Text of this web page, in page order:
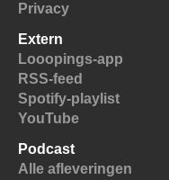
Privacy
Extern
Looopings-app
RSS-feed
Spotify-playlist
YouTube
Podcast
Alle afleveringen